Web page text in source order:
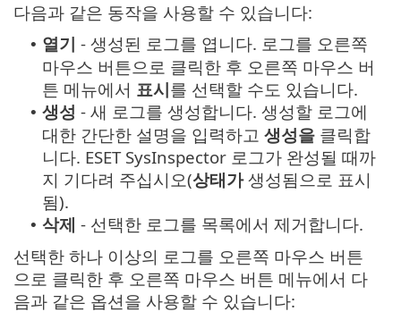
다음과 같은 동작을 사용할 수 있습니다:
• 열기 - 생성된 로그를 엽니다. 로그를 오른쪽
마우스 버튼으로 클릭한 후 오른쪽 마우스 버
튼 메뉴에서 표시를 선택할 수도 있습니다.
• 생성 - 새 로그를 생성합니다. 생성할 로그에
대한 간단한 설명을 입력하고 생성을 클릭합
니다. ESET SysInspector 로그가 완성될 때까
지 기다려 주십시오(상태가생성됨으로 표시
됨).
• 삭제 - 선택한 로그를 목록에서 제거합니다.
선택한 하나 이상의 로그를 오른쪽 마우스 버튼
으로 클릭한 후 오른쪽 마우스 버튼 메뉴에서 다
음과 같은 옵션을 사용할 수 있습니다: